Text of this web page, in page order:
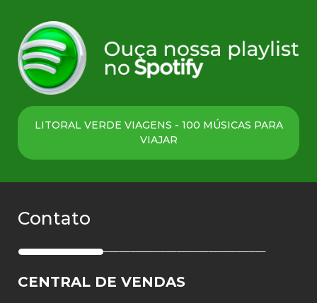
LITORAL VERDE VIAGENS - 100 MÚSICAS PARA
VIAJAR
Contato
CENTRAL DE VENDAS